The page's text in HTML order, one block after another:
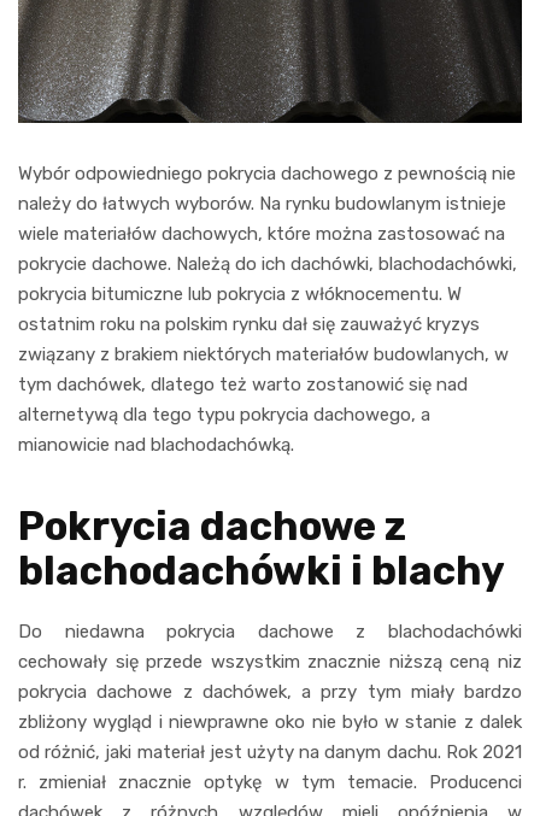
Wybór odpowiedniego pokrycia dachowego z pewnością nie
należy do łatwych wyborów. Na rynku budowlanym istnieje
wiele materiałów dachowych, które można zastosować na
pokrycie dachowe. Należą do ich dachówki, blachodachówki,
pokrycia bitumiczne lub pokrycia z włóknocementu. W
ostatnim roku na polskim rynku dał się zauważyć kryzys
związany z brakiem niektórych materiałów budowlanych, w
tym dachówek, dlatego też warto zostanowić się nad
alternetywą dla tego typu pokrycia dachowego, a
mianowicie nad blachodachówką.
Pokrycia dachowe z
blachodachówki i blachy
Do niedawna pokrycia dachowe z blachodachówki
cechowały się przede wszystkim znacznie niższą ceną niz
pokrycia dachowe z dachówek, a przy tym miały bardzo
zbliżony wygląd i niewprawne oko nie było w stanie z dalek
od różnić, jaki materiał jest użyty na danym dachu. Rok 2021
r. zmieniał znacznie optykę w tym temacie. Producenci